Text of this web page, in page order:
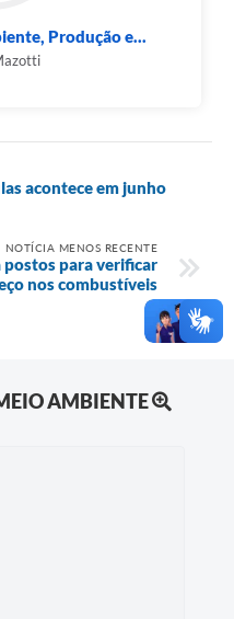
Produção e...
acontece em junho
NOTÍCIA MENOS RECENTE
para verificar
nos combustíveis
AMBIENTE